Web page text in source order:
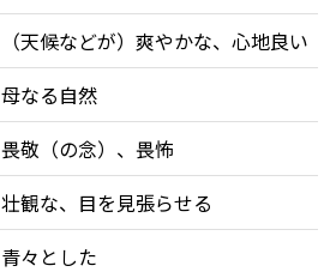
（天候などが）爽やかな、心地良い
母なる自然
畏敬（の念）、畏怖
壮観な、目を見張らせる
青々とした